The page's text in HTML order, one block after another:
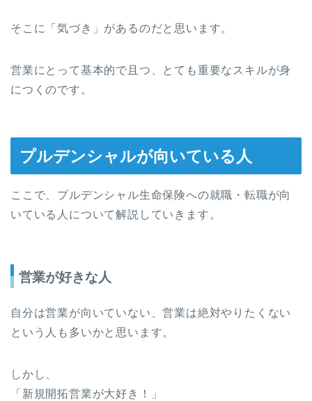
そこに「気づき」があるのだと思います。
営業にとって基本的で且つ、とても重要なスキルが身
につくのです。
プルデンシャルが向いている人
ここで、プルデンシャル生命保険への就職・転職が向
いている人について解説していきます。
営業が好きな人
自分は営業が向いていない、営業は絶対やりたくない
という人も多いかと思います。
しかし、
「新規開拓営業が大好き！」